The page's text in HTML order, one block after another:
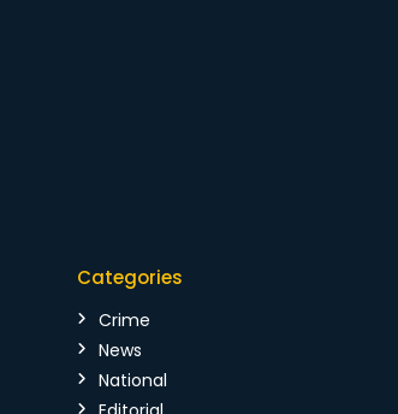
Categories
Crime
News
National